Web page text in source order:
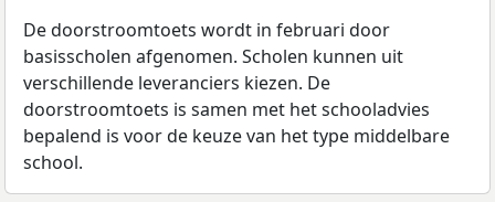
De doorstroomtoets wordt in februari door
basisscholen afgenomen. Scholen kunnen uit
verschillende leveranciers kiezen. De
doorstroomtoets is samen met het schooladvies
bepalend is voor de keuze van het type middelbare
school.